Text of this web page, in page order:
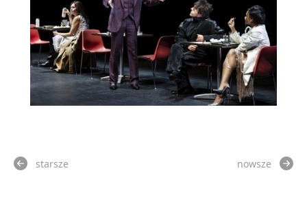
starsze nowsze